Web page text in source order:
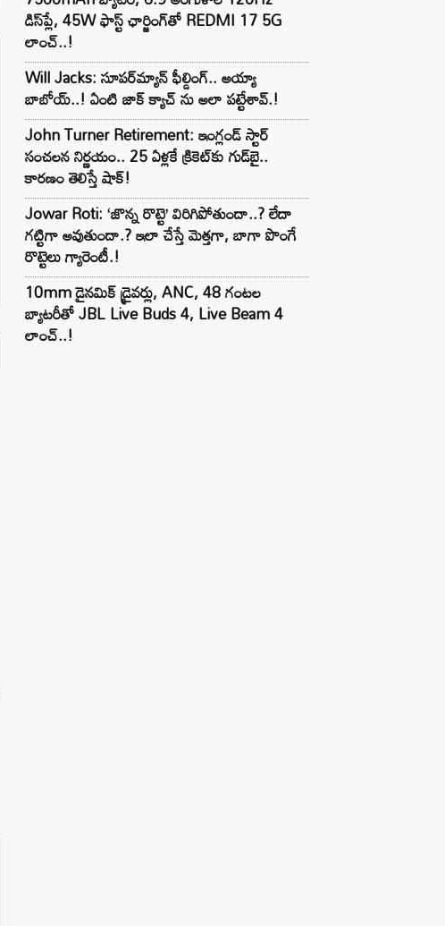
డిస్‌ప్లే, 45W ఫాస్ట్ ఛార్జింగ్‌తో REDMI 17 5G
లాంచ్..!
Will Jacks: సూపర్‌మ్యాన్ ఫీల్డింగ్.. అయ్యా
బాబోయ్..! ఏంటి జాక్ క్యాచ్ ను అలా పట్టేశావ్.!
John Turner Retirement: ఇంగ్లండ్ స్టార్
సంచలన నిర్ణయం.. 25 ఏళ్లకే క్రికెట్‌కు గుడ్‌బై..
కారణం తెలిస్తే షాక్!
Jowar Roti: ‘జొన్న రొట్టె’ విరిగిపోతుందా..? లేదా
గట్టిగా అవుతుందా.? ఇలా చేస్తే మెత్తగా, బాగా పొంగే
రొట్టెలు గ్యారెంటీ.!
10mm డైనమిక్ డ్రైవర్లు, ANC, 48 గంటల
బ్యాటరీతో JBL Live Buds 4, Live Beam 4
లాంచ్..!